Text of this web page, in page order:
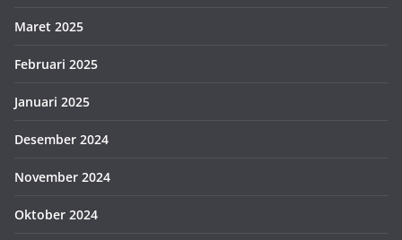
Maret 2025
Februari 2025
Januari 2025
Desember 2024
November 2024
Oktober 2024